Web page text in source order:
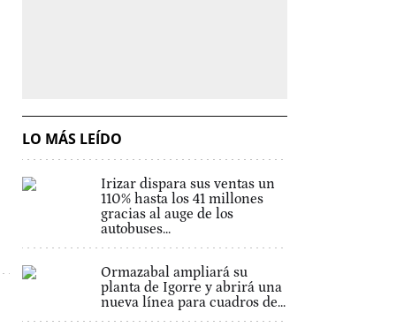
LO MÁS LEÍDO
Irizar dispara sus ventas un
110% hasta los 41 millones
gracias al auge de los
autobuses...
Ormazabal ampliará su
planta de Igorre y abrirá una
nueva línea para cuadros de...